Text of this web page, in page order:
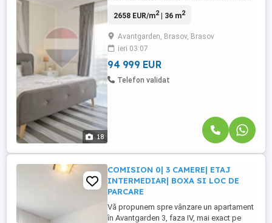
18
zona Bartolomeu. Garsoniera este situată
lumină naturală pe tot parcursul după-
amiezii și apusuri plăcute. Locuința este
complet mobilată și ...
2658 EUR/m2| 36 m2
Avantgarden, Brasov, Brasov
ieri 03:07
94 999 EUR
Telefon validat
COMISION 0| 3 CAMERE| ETAJ
INTERMEDIAR| BOXA SI LOC DE
PARCARE
Vă propunem spre vânzare un apartament
în Avantgarden 3, faza IV, mai exact pe